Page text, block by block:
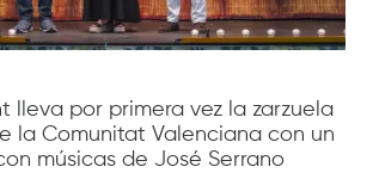
lleva por primera vez la zarzuela
la Comunitat Valenciana con un
músicas de José Serrano